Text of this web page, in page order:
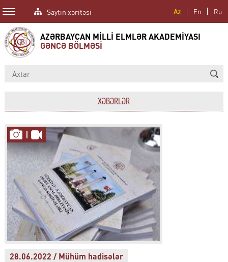
Az En Ru
Saytın xəritəsi
AZƏRBAYCAN MİLLİ ELMLƏR AKADEMİYASI
GƏNCƏ BÖLMƏSİ
XƏBƏRLƏR
28.06.2022 / Mühüm hadisələr